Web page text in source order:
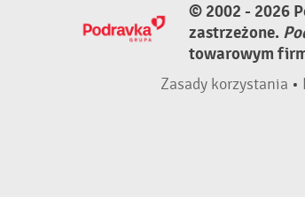
© 2002 - 2026
zastrzeżone.
towarowym
Zasady korzystania •